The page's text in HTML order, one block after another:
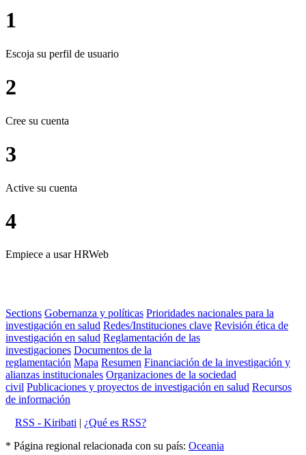
1
Escoja su perfil de usuario
2
Cree su cuenta
3
Active su cuenta
4
Empiece a usar HRWeb
Sections Gobernanza y políticas Prioridades nacionales para la
investigación en salud Redes/Instituciones clave Revisión ética de
investigación en salud Reglamentación de las
investigaciones Documentos de la
reglamentación Mapa Resumen Financiación de la investigación y
alianzas institucionales Organizaciones de la sociedad
civil Publicaciones y proyectos de investigación en salud Recursos
de información
RSS - Kiribati | ¿Qué es RSS?
* Página regional relacionada con su país: Oceania